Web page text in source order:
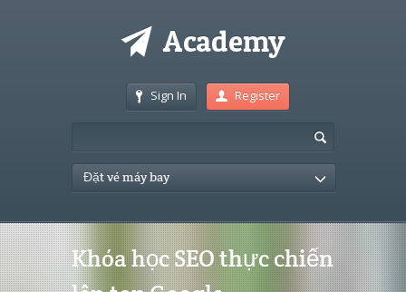
Sign In Register
Đặt vé máy bay
Khóa học SEO thực chiến